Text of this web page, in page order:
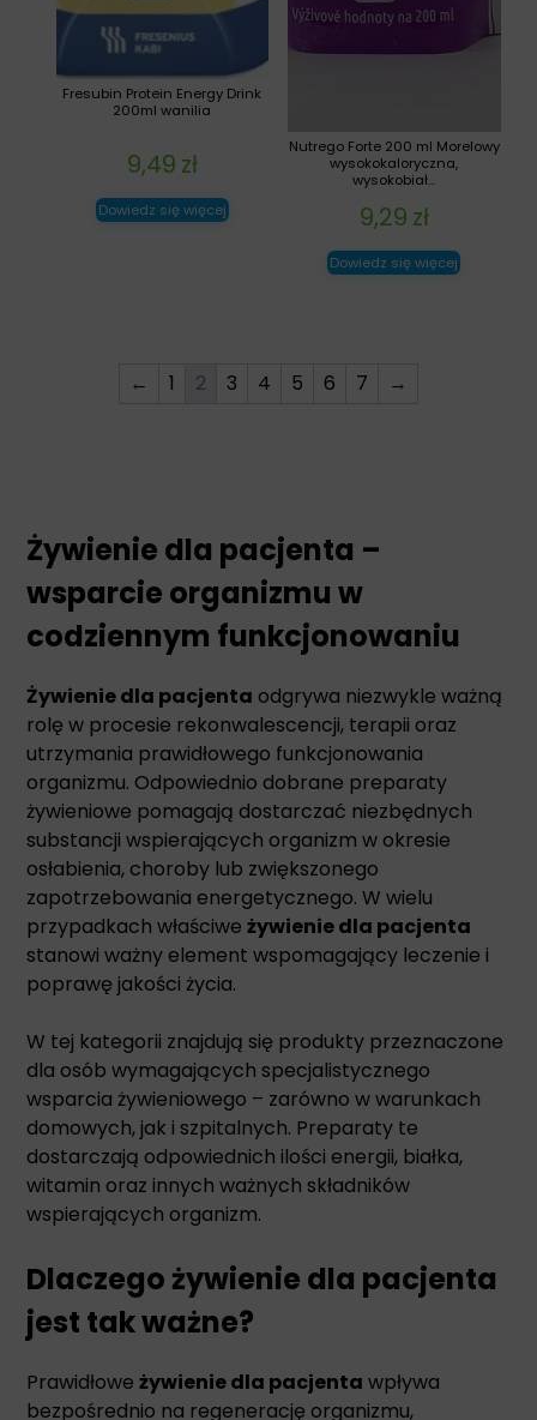
Nutrego Forte 200 ml Morelowy
wysokokaloryczna,
wysokobiał...
9,29 zł
Dowiedz się więcej
Fresubin Protein Energy Drink
200ml wanilia
9,49 zł
Dowiedz się więcej
← 1 2 3 4 5 6 7 →
Żywienie dla pacjenta –
wsparcie organizmu w
codziennym funkcjonowaniu
Żywienie dla pacjenta odgrywa niezwykle ważną
rolę w procesie rekonwalescencji, terapii oraz
utrzymania prawidłowego funkcjonowania
organizmu. Odpowiednio dobrane preparaty
żywieniowe pomagają dostarczać niezbędnych
substancji wspierających organizm w okresie
osłabienia, choroby lub zwiększonego
zapotrzebowania energetycznego. W wielu
przypadkach właściweżywienie dla pacjenta
stanowi ważny element wspomagający leczenie i
poprawę jakości życia.
W tej kategorii znajdują się produkty przeznaczone
dla osób wymagających specjalistycznego
wsparcia żywieniowego – zarówno w warunkach
domowych, jak i szpitalnych. Preparaty te
dostarczają odpowiednich ilości energii, białka,
witamin oraz innych ważnych składników
wspierających organizm.
Dlaczego żywienie dla pacjenta
jest tak ważne?
Prawidłoweżywienie dla pacjenta wpływa
bezpośrednio na regenerację organizmu,